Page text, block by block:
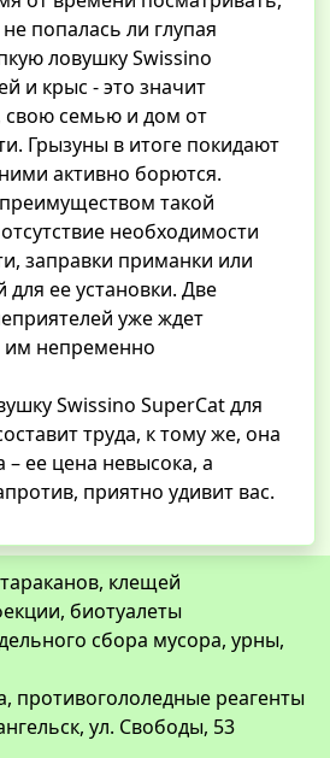
попалась ли глупая
ловушку Swissino
и крыс - это значит
свою семью и дом от
Грызуны в итоге покидают
активно борются.
такой
необходимости
заправки приманки или
для ее установки. Две
уже ждет
непременно
Swissino SuperCat для
труда, к тому же, она
ее цена невысока, а
приятно удивит вас.
клещей
биотуалеты
сбора мусора, урны,
противогололедные реагенты
ул. Свободы, 53